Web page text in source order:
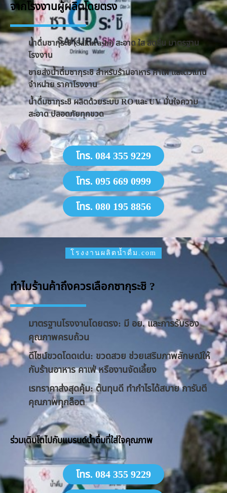
จากโรงงานผู้ผลิตโดยตรง
น้ำดื่มซากุระชิ (Sakurashi) สะอาด ใส สดชื่น มาตรฐาน
โรงงาน
ขายส่งน้ำดื่มซากุระชิ สำหรับร้านอาหาร คาเฟ่ และตัวแทน
จำหน่าย ราคาโรงงาน
น้ำดื่มซากุระชิ ผลิตด้วยระบบ RO และ UV มั่นใจความ
สะอาด ปลอดภัยทุกขวด
โทร. 084 355 9229
โทร. 095 669 0999
โทร. 080 195 8856
โรงงานผลิตน้ำดื่ม.com
ทำไมร้านค้าถึงควรเลือกซากุระชิ ?
มาตรฐานโรงงานโดยตรง: มี อย. และการรับรอง
คุณภาพครบถ้วน
ดีไซน์ขวดโดดเด่น: ขวดสวย ช่วยเสริมภาพลักษณ์ให้
กับร้านอาหาร คาเฟ่ หรืองานจัดเลี้ยง
​เรทราคาส่งสุดคุ้ม: ต้นทุนดี ทำกำไรได้สบาย การันตี
คุณภาพทุกล็อต
​ร่วมเติบโตไปกับแบรนด์น้ำดื่มที่ใส่ใจคุณภาพ
โทร. 084 355 9229